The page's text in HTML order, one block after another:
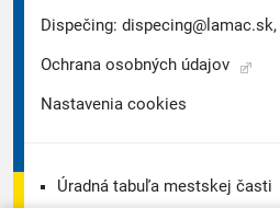
Dispečing: dispecing@lamac.sk,
Ochrana osobných údajov
Nastavenia cookies
Úradná tabuľa mestskej časti